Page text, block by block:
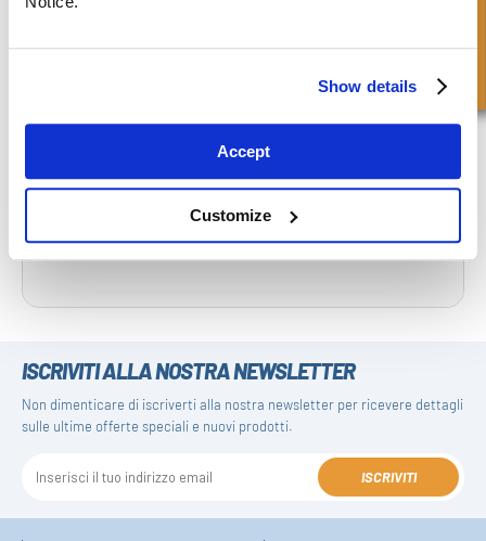
Show details
Accept
Customize
Read more
ISCRIVITI ALLA NOSTRA NEWSLETTER
Non dimenticare di iscriverti alla nostra newsletter per ricevere dettagli
sulle ultime offerte speciali e nuovi prodotti.
ISCRIVITI